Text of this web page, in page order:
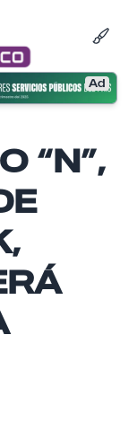
Ad
“N”,